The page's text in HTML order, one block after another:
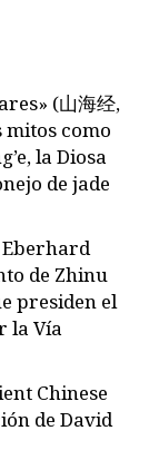
(山海经,
mitos como
la Diosa
de jade
Eberhard
de Zhinu
presiden el
la Vía
Chinese
de David